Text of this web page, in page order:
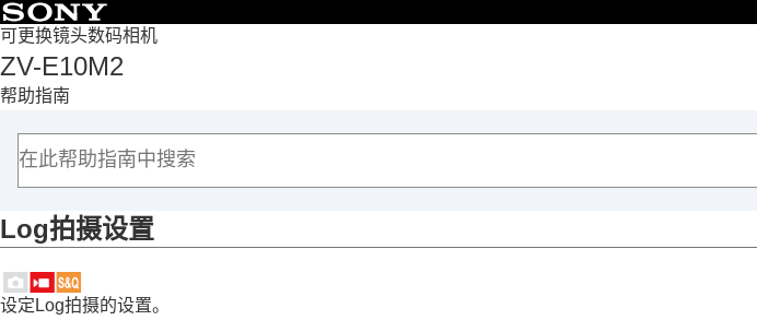
可更换镜头数码相机
ZV-E10M2
帮助指南
首页
使用相机时的注意事项
检查相机和附件
基本操作
从MENU查找功能
使用拍摄功能
Log拍摄设置
设定Log拍摄的设置。